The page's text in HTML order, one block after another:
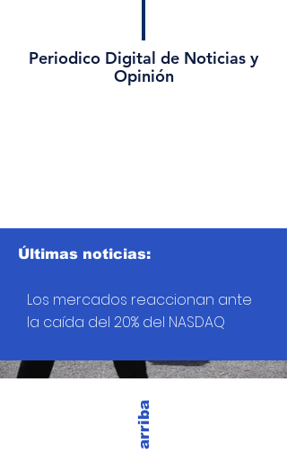
Periodico Digital de Noticias y
Opinión
Últimas noticias:
Los mercados reaccionan ante
la caída del 20% del NASDAQ